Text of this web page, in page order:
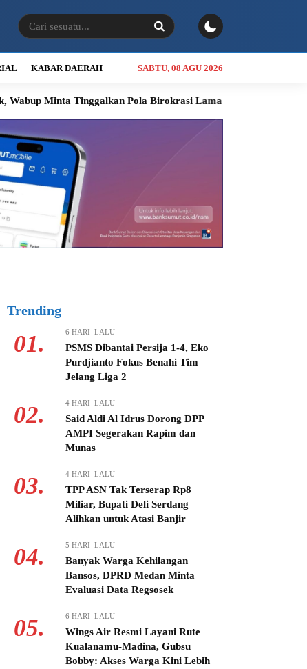
KABAR DAERAH SABTU, 08 AGU 2026
Pola Birokrasi Lama Kolaborasi Bobby Nasution
Trending
01. 6 HARI LALU
PSMS Dibantai Persija 1-4, Eko
Purdjianto Fokus Benahi Tim
Jelang Liga 2
02. 4 HARI LALU
Said Aldi Al Idrus Dorong DPP
AMPI Segerakan Rapim dan
Munas
03. 4 HARI LALU
TPP ASN Tak Terserap Rp8
Miliar, Bupati Deli Serdang
Alihkan untuk Atasi Banjir
04. 5 HARI LALU
Banyak Warga Kehilangan
Bansos, DPRD Medan Minta
Evaluasi Data Regsosek
05. 6 HARI LALU
Wings Air Resmi Layani Rute
Kualanamu-Madina, Gubsu
Bobby: Akses Warga Kini Lebih